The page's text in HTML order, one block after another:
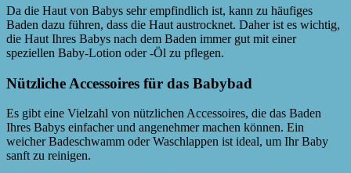
Da die Haut von Babys sehr empfindlich ist, kann zu häufiges
Baden dazu führen, dass die Haut austrocknet. Daher ist es wichtig,
die Haut Ihres Babys nach dem Baden immer gut mit einer
speziellen Baby-Lotion oder -Öl zu pflegen.
Nützliche Accessoires für das Babybad
Es gibt eine Vielzahl von nützlichen Accessoires, die das Baden
Ihres Babys einfacher und angenehmer machen können. Ein
weicher Badeschwamm oder Waschlappen ist ideal, um Ihr Baby
sanft zu reinigen.